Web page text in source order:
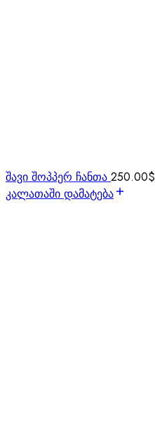
შავი შოპპერ ჩანთა 250.00$
კალათაში დამატება